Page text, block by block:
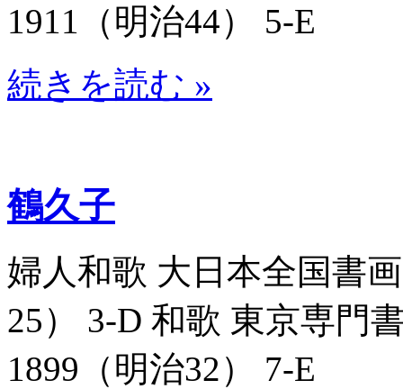
1911（明治44） 5-E
続きを読む »
鶴久子
婦人和歌 大日本全国書
25） 3-D 和歌 東京専門
1899（明治32） 7-E